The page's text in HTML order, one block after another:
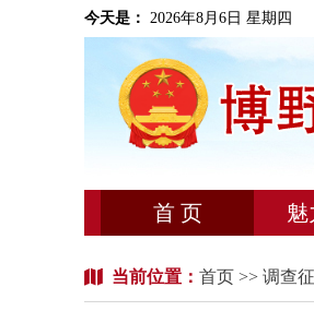
今天是： 2026年8月6日 星期四
首 页 魅
当前位置： 首页 >> 调查